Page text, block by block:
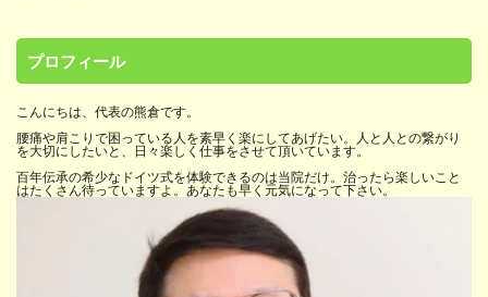
プロフィール
こんにちは、代表の熊倉です。
腰痛や肩こりで困っている人を素早く楽にしてあげたい。人と人との繋がり
を大切にしたいと、日々楽しく仕事をさせて頂いています。
百年伝承の希少なドイツ式を体験できるのは当院だけ。治ったら楽しいこと
はたくさん待っていますよ。あなたも早く元気になって下さい。